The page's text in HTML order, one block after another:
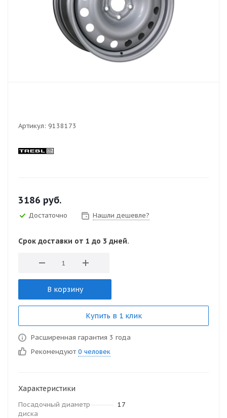
Артикул: 9138173
3186 руб.
Достаточно Нашли дешевле?
Срок доставки от 1 до 3 дней.
В корзину
Купить в 1 клик
Расширенная гарантия 3 года
Рекомендуют 0 человек
Характеристики
Посадочный диаметр
диска
17